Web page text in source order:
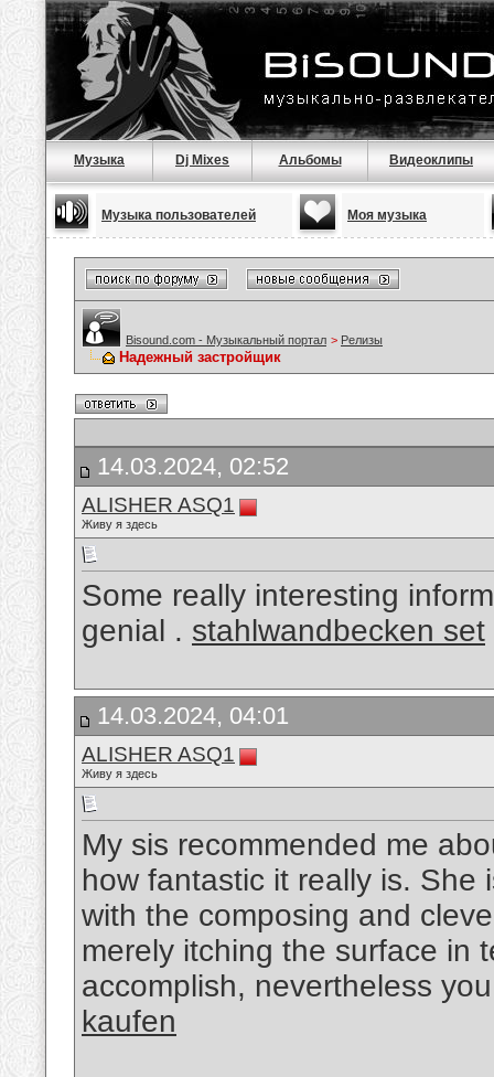
Музыка Dj Mixes Альбомы Видеоклипы
Музыка пользователей Моя музыка
Bisound.com - Музыкальный портал > Релизы
Надежный застройщик
14.03.2024, 02:52
ALISHER ASQ1
Живу я здесь
Some really interesting
genial . stahlwandbecken set
14.03.2024, 04:01
ALISHER ASQ1
Живу я здесь
My sis recommended me
how fantastic it really is. She
with the composing and
merely itching the surface in
accomplish, nevertheless
kaufen